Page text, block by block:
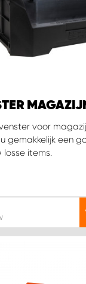
voor
gemakkelijk een
losse items.